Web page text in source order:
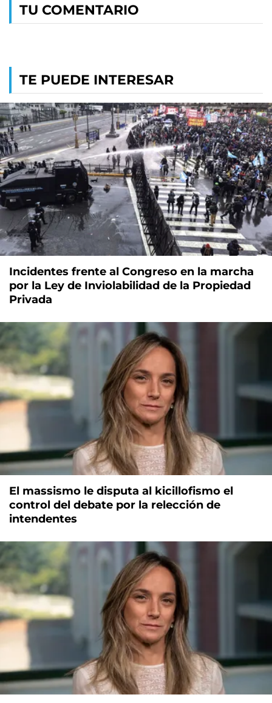
TU COMENTARIO
TE PUEDE INTERESAR
Incidentes frente al Congreso en la marcha
por la Ley de Inviolabilidad de la Propiedad
Privada
El massismo le disputa al kicillofismo el
control del debate por la relección de
intendentes